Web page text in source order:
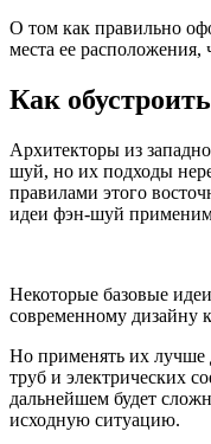
О том как правильно
места ее
Как
Архитекторы из
шуй, но их подходы
правилами этого
идеи фэн-шуй
Некоторые базовые
современному дизайну
Но применять их лучше
труб и электрических
дальнейшем будет
исходную ситуацию.